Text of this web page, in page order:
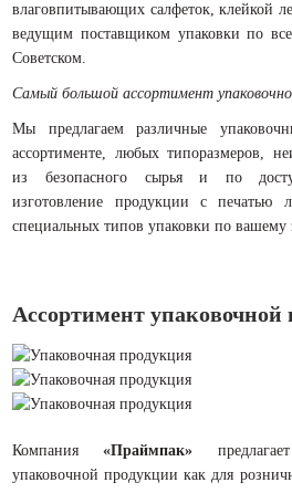
влаговпитывающих салфеток, клейкой
ведущим поставщиком упаковки по
Советском.
Самый большой ассортимент
Мы предлагаем различные
ассортименте, любых типоразмеров,
из безопасного сырья и по
изготовление продукции с печатью
специальных типов упаковки по вашему
Ассортимент упаковочной
Компания«Праймпак»
упаковочной продукции как для